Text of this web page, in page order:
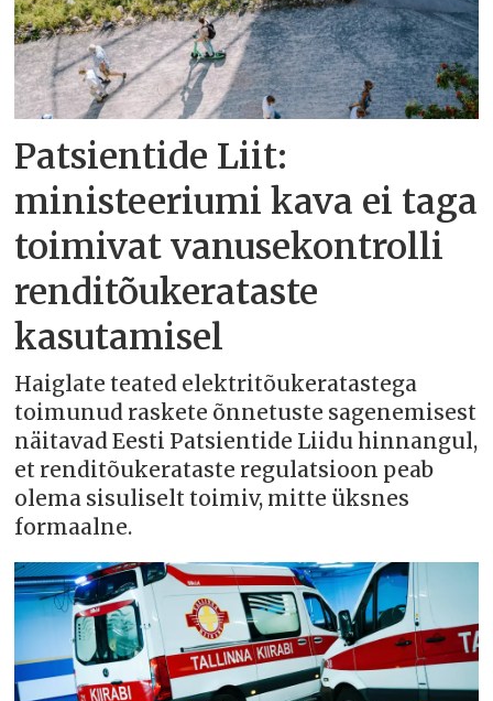
Patsientide Liit:
ministeeriumi kava ei taga
toimivat vanusekontrolli
renditõukerataste
kasutamisel
Haiglate teated elektritõukeratastega
toimunud raskete õnnetuste sagenemisest
näitavad Eesti Patsientide Liidu hinnangul,
et renditõukerataste regulatsioon peab
olema sisuliselt toimiv, mitte üksnes
formaalne.